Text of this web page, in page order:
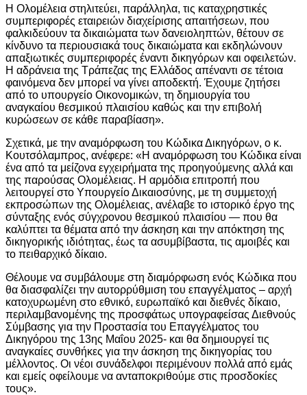
Η Ολομέλεια στηλιτεύει, παράλληλα, τις καταχρηστικές
συμπεριφορές εταιρειών διαχείρισης απαιτήσεων, που
φαλκιδεύουν τα δικαιώματα των δανειοληπτών, θέτουν σε
κίνδυνο τα περιουσιακά τους δικαιώματα και εκδηλώνουν
απαξιωτικές συμπεριφορές έναντι δικηγόρων και οφειλετών.
Η αδράνεια της Τράπεζας της Ελλάδος απέναντι σε τέτοια
φαινόμενα δεν μπορεί να γίνει αποδεκτή. Έχουμε ζητήσει
από το υπουργείο Οικονομικών, τη δημιουργία του
αναγκαίου θεσμικού πλαισίου καθώς και την επιβολή
κυρώσεων σε κάθε παραβίαση».
Σχετικά, με την αναμόρφωση του Κώδικα Δικηγόρων, ο κ.
Κουτσόλαμπρος, ανέφερε: «Η αναμόρφωση του Κώδικα είναι
ένα από τα μείζονα εγχειρήματα της προηγούμενης αλλά και
της παρούσας Ολομέλειας. Η αρμόδια επιτροπή που
λειτουργεί στο Υπουργείο Δικαιοσύνης, με τη συμμετοχή
εκπροσώπων της Ολομέλειας, ανέλαβε το ιστορικό έργο της
σύνταξης ενός σύγχρονου θεσμικού πλαισίου — που θα
καλύπτει τα θέματα από την άσκηση και την απόκτηση της
δικηγορικής ιδιότητας, έως τα ασυμβίβαστα, τις αμοιβές και
το πειθαρχικό δίκαιο.
Θέλουμε να συμβάλουμε στη διαμόρφωση ενός Κώδικα που
θα διασφαλίζει την αυτορρύθμιση του επαγγέλματος – αρχή
κατοχυρωμένη στο εθνικό, ευρωπαϊκό και διεθνές δίκαιο,
περιλαμβανομένης της προσφάτως υπογραφείσας Διεθνούς
Σύμβασης για την Προστασία του Επαγγέλματος του
Δικηγόρου της 13ης Μαΐου 2025- και θα δημιουργεί τις
αναγκαίες συνθήκες για την άσκηση της δικηγορίας του
μέλλοντος. Οι νέοι συνάδελφοι περιμένουν πολλά από εμάς
και εμείς οφείλουμε να ανταποκριθούμε στις προσδοκίες
τους».